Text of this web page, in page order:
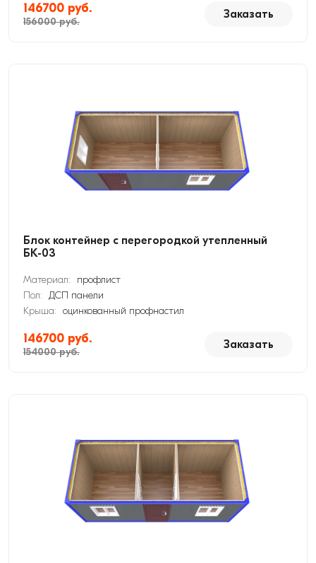
146700 руб.
156000 руб.
Заказать
Блок контейнер с перегородкой утепленный
БК-03
Материал:
профлист
Пол: ДСП панели
Крыша: оцинкованный профнастил
146700 руб.
154000 руб.
Заказать